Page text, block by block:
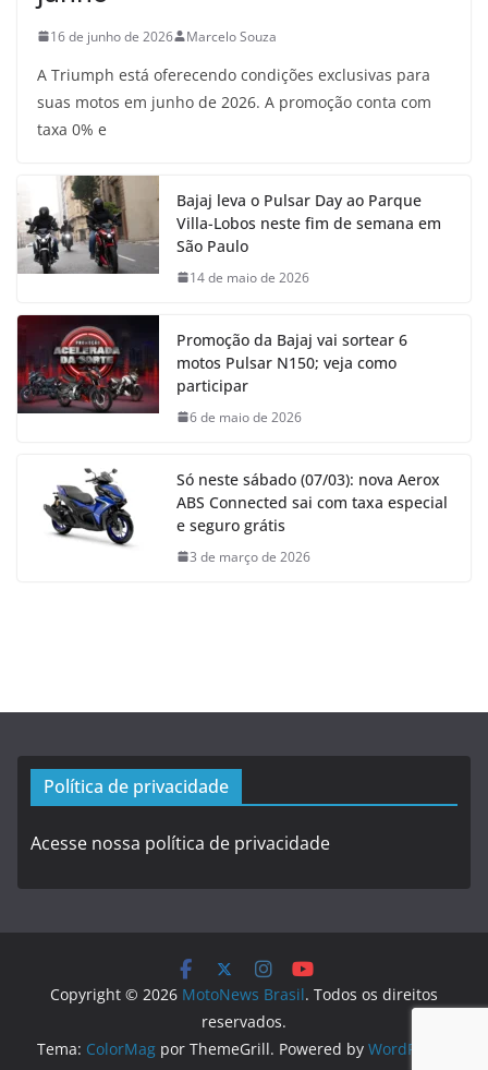
16 de junho de 2026 Marcelo Souza
A Triumph está oferecendo condições exclusivas para
suas motos em junho de 2026. A promoção conta com
taxa 0% e
Bajaj leva o Pulsar Day ao Parque
Villa-Lobos neste fim de semana em
São Paulo
14 de maio de 2026
Promoção da Bajaj vai sortear 6
motos Pulsar N150; veja como
participar
6 de maio de 2026
Só neste sábado (07/03): nova Aerox
ABS Connected sai com taxa especial
e seguro grátis
3 de março de 2026
Política de privacidade
Acesse nossa política de privacidade
Copyright © 2026 MotoNews Brasil. Todos os direitos
reservados.
Tema: ColorMag por ThemeGrill. Powered by WordPress